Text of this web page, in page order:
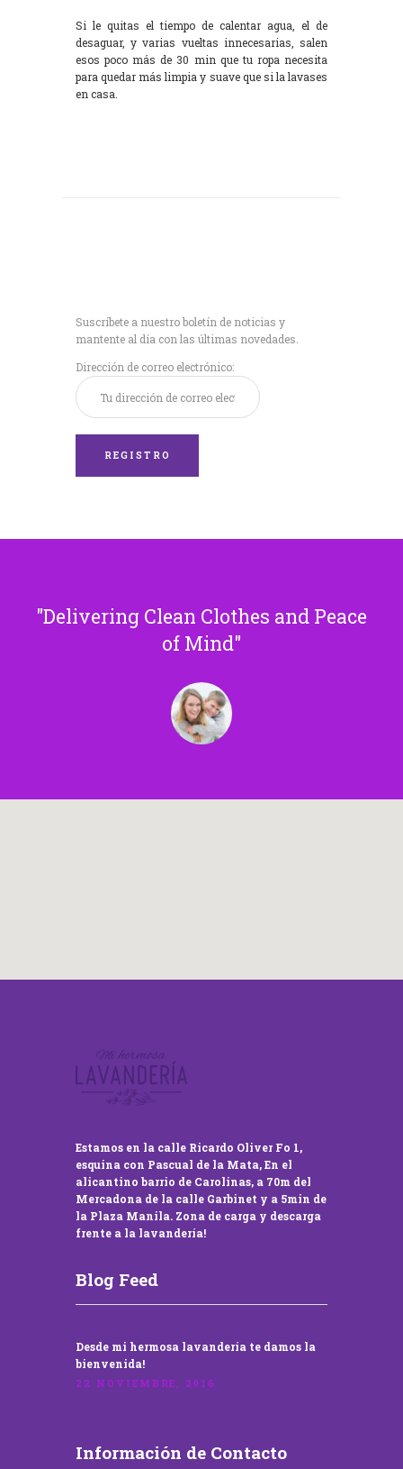
Si le quitas el tiempo de calentar agua, el de
desaguar, y varias vueltas innecesarias, salen
esos poco más de 30 min que tu ropa necesita
para quedar más limpia y suave que si la lavases
en casa.
Suscríbete a nuestro boletín de noticias y
mantente al día con las últimas novedades.
Dirección de correo electrónico:
Delivering Clean Clothes and Peace
of Mind
Estamos en la calle Ricardo Oliver Fo 1,
esquina con Pascual de la Mata, En el
alicantino barrio de Carolinas, a 70m del
Mercadona de la calle Garbinet y a 5min de
la Plaza Manila. Zona de carga y descarga
frente a la lavandería!
Blog Feed
Desde mi hermosa lavandería te damos la
bienvenida!
22 NOVIEMBRE, 2016
Información de Contacto